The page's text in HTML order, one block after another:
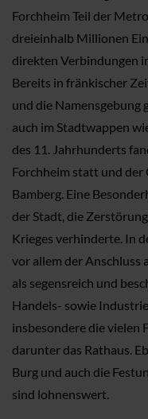
Forchheim Teil der
dreieinhalb Millionen
direkten Verbindungen
Bereits in fränkischer
und die Namensgebung
auch im Stadtwappen
des 11. Jahrhunderts
Forchheim statt und
Bamberg. Eine
der Stadt, die
Krieges verhinderte. In
vor allem der
als segensreich und
Handels- sowie
insbesondere die vielen
darunter das Rathaus.
Burg und auch die
sind lohnenswert.